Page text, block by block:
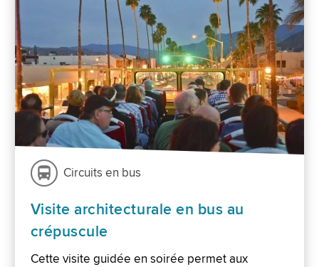
Circuits en bus
Visite architecturale en bus au
crépuscule
Cette visite guidée en soirée permet aux